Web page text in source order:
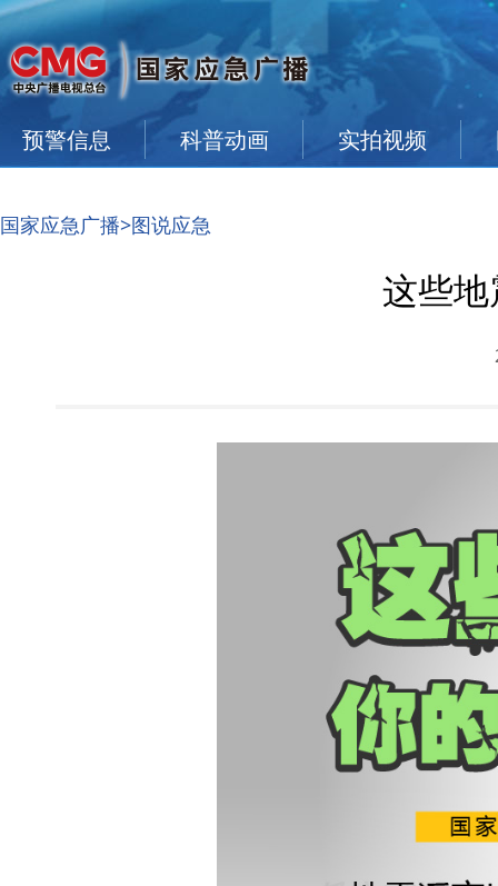
预警信息 科普动画 实拍视频
国家应急广播>图说应急
这些